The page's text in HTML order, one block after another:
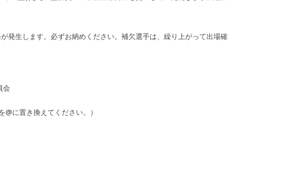
発生します。必ずお納めください。補欠選手は、繰り上がって出場確
会
に置き換えてください。）